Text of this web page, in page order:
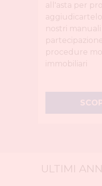
all'asta per
nostri
procedure
immobiliari
ULTIMI